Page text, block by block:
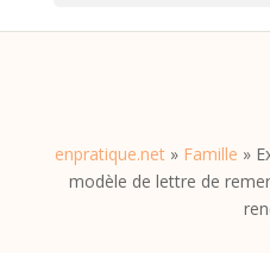
enpratique.net » Famille »
modèle de lettre de